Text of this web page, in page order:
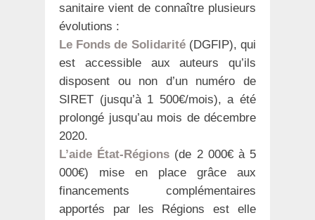
sanitaire vient de connaître plusieurs
évolutions :
Le Fonds de Solidarité(DGFIP), qui
est accessible aux auteurs qu’ils
disposent ou non d’un numéro de
SIRET (jusqu’à 1 500€/mois), a été
prolongé jusqu’au mois de décembre
2020.
L’aide État-Régions (de 2 000€ à 5
000€) mise en place grâce aux
financements complémentaires
apportés par les Régions est elle